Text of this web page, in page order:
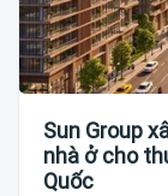
Sun Group
nhà ở cho
Quốc